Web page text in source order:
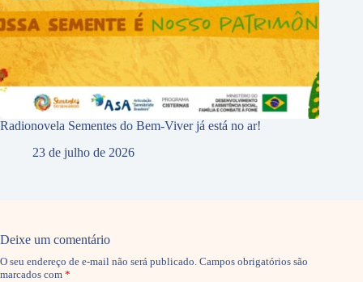
Radionovela Sementes do Bem-Viver já está no ar!
23 de julho de 2026
Deixe um comentário
O seu endereço de e-mail não será publicado. Campos obrigatórios são
marcados com *